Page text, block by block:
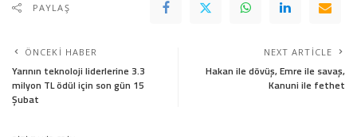
PAYLAŞ
ÖNCEKI HABER
Yarının teknoloji liderlerine 3.3
milyon TL ödül için son gün 15
Şubat
NEXT ARTICLE
Hakan ile dövüş, Emre ile savaş,
Kanuni ile fethet